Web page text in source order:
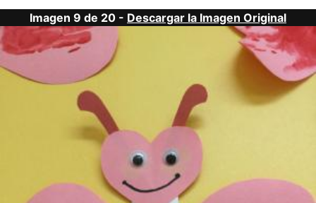
Imagen 9 de 20 - Descargar la Imagen Original